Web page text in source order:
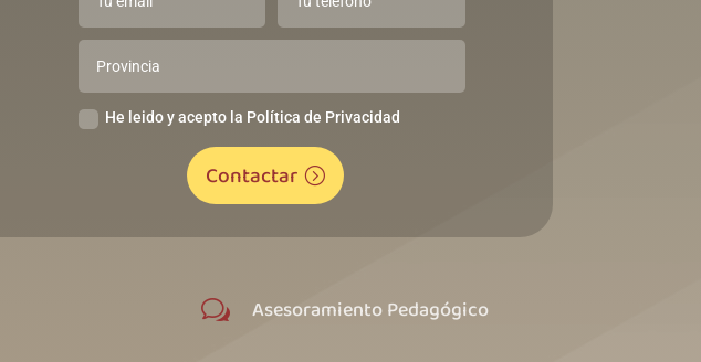
He leido y acepto la Política de Privacidad
Contactar
w Asesoramiento Pedagógico